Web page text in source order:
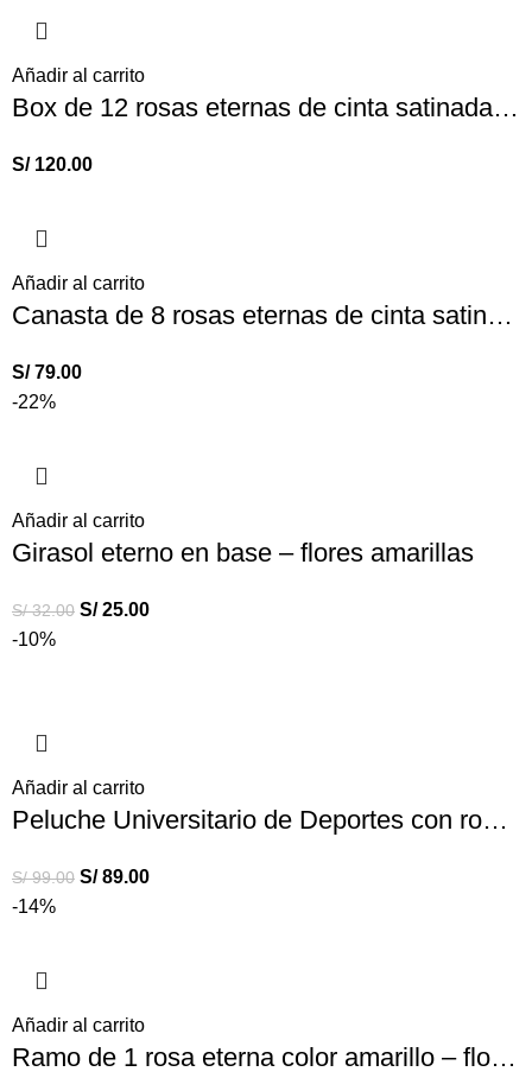
Añadir al carrito
Box de 12 rosas eternas de cinta satinada bicolor
S/120.00
Añadir al carrito
Canasta de 8 rosas eternas de cinta satinada
S/79.00
-22%
Añadir al carrito
Girasol eterno en base – flores amarillas
S/32.00 S/25.00
-10%
Añadir al carrito
Peluche Universitario de Deportes con rosas eternas
S/99.00 S/89.00
-14%
Añadir al carrito
Ramo de 1 rosa eterna color amarillo – flores amarillas